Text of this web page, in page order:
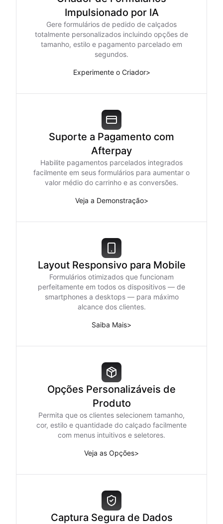
Impulsionado por IA
Gere formulários de pedido de calçados
totalmente personalizados incluindo opções de
tamanho, estilo e pagamento parcelado em
segundos.
Experimente o Criador>
Suporte a Pagamento com
Afterpay
Habilite pagamentos parcelados integrados
facilmente em seus formulários para aumentar o
valor médio do carrinho e as conversões.
Veja a Demonstração>
Layout Responsivo para Mobile
Formulários otimizados que funcionam
perfeitamente em todos os dispositivos — de
smartphones a desktops — para máximo
alcance dos clientes.
Saiba Mais>
Opções Personalizáveis de
Produto
Permita que os clientes selecionem tamanho,
cor, estilo e quantidade do calçado facilmente
com menus intuitivos e seletores.
Veja as Opções>
Captura Segura de Dados